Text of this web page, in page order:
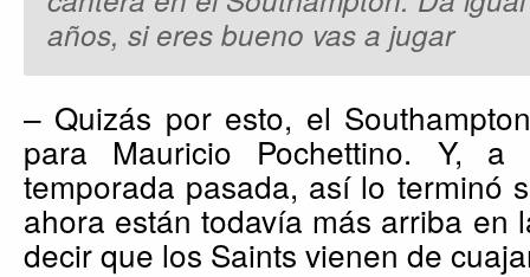
años, si eres bueno vas a jugar
– Quizás por esto, el
para Mauricio Pochettino. Y,
temporada pasada, así lo terminó
ahora están todavía más arriba en
decir que los Saints vienen de